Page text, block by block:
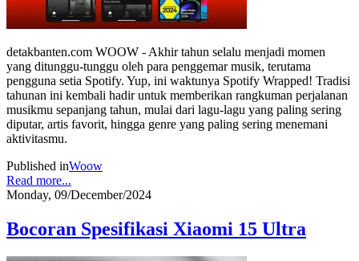
detakbanten.com WOOW - Akhir tahun selalu menjadi momen
yang ditunggu-tunggu oleh para penggemar musik, terutama
pengguna setia Spotify. Yup, ini waktunya Spotify Wrapped! Tradisi
tahunan ini kembali hadir untuk memberikan rangkuman perjalanan
musikmu sepanjang tahun, mulai dari lagu-lagu yang paling sering
diputar, artis favorit, hingga genre yang paling sering menemani
aktivitasmu.
Published inWoow
Read more...
Monday, 09/December/2024
Bocoran Spesifikasi Xiaomi 15 Ultra